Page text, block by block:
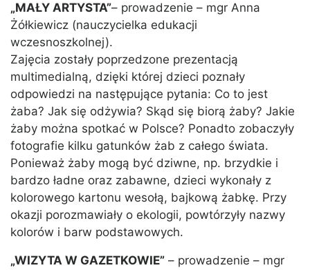
„MAŁY ARTYSTA”– prowadzenie – mgr Anna
Żółkiewicz (nauczycielka edukacji
wczesnoszkolnej).
Zajęcia zostały poprzedzone prezentacją
multimedialną, dzięki której dzieci poznały
odpowiedzi na następujące pytania: Co to jest
żaba? Jak się odżywia? Skąd się biorą żaby? Jakie
żaby można spotkać w Polsce? Ponadto zobaczyły
fotografie kilku gatunków żab z całego świata.
Ponieważ żaby mogą być dziwne, np. brzydkie i
bardzo ładne oraz zabawne, dzieci wykonały z
kolorowego kartonu wesołą, bajkową żabkę. Przy
okazji porozmawiały o ekologii, powtórzyły nazwy
kolorów i barw podstawowych.
„WIZYTA W GAZETKOWIE” – prowadzenie – mgr